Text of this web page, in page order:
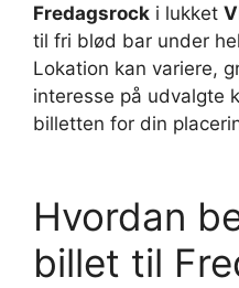
Fredagsrock i lukket
til fri blød bar under
Lokation kan variere,
interesse på udvalgte
billetten for din
Hvordan
billet til